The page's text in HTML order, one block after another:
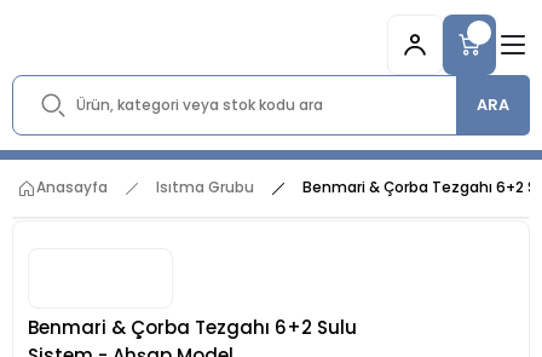
ARA
Anasayfa Isıtma Grubu Benmari & Çorba Tezgahı 6+2
Benmari & Çorba Tezgahı 6+2 Sulu